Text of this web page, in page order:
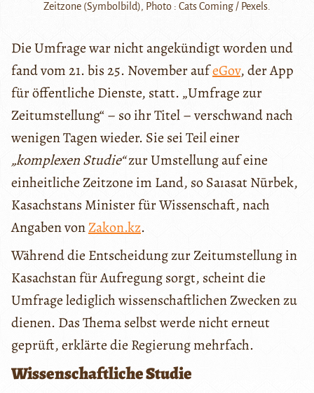
Zeitzone (Symbolbild), Photo : Cats Coming / Pexels.
Die Umfrage war nicht angekündigt worden und
fand vom 21. bis 25. November aufeGov, der App
für öffentliche Dienste, statt. „Umfrage zur
Zeitumstellung“ – so ihr Titel – verschwand nach
wenigen Tagen wieder. Sie sei Teil einer
„komplexen Studie“zur Umstellung auf eine
einheitliche Zeitzone im Land, so Saıasat Nūrbek,
Kasachstans Minister für Wissenschaft, nach
Angaben vonZakon.kz.
Während die Entscheidung zur Zeitumstellung in
Kasachstan für Aufregung sorgt, scheint die
Umfrage lediglich wissenschaftlichen Zwecken zu
dienen. Das Thema selbst werde nicht erneut
geprüft, erklärte die Regierung mehrfach.
Wissenschaftliche Studie